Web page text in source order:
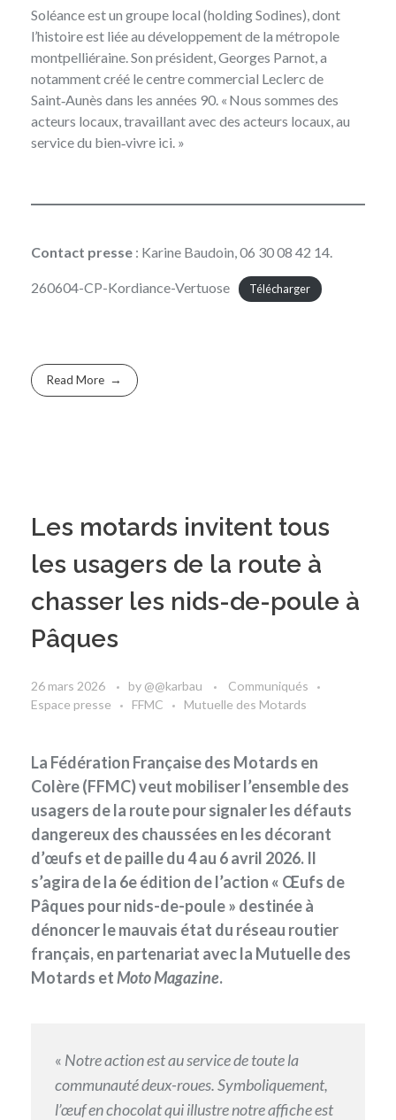
Soléance est un groupe local (holding Sodines), dont
l’histoire est liée au développement de la métropole
montpelliéraine. Son président, Georges Parnot, a
notamment créé le centre commercial Leclerc de
Saint‑Aunès dans les années 90. « Nous sommes des
acteurs locaux, travaillant avec des acteurs locaux, au
service du bien‑vivre ici. »
Contact presse : Karine Baudoin, 06 30 08 42 14.
260604-CP-Kordiance-Vertuose Télécharger
Read More
Les motards invitent tous
les usagers de la route à
chasser les nids-de-poule à
Pâques
26 mars 2026 by @@karbau
Communiqués
Espace presse
FFMC Mutuelle des Motards
La Fédération Française des Motards en
Colère (FFMC) veut mobiliser l’ensemble des
usagers de la route pour signaler les défauts
dangereux des chaussées en les décorant
d’œufs et de paille du 4 au 6 avril 2026. Il
s’agira de la 6e édition de l’action « Œufs de
Pâques pour nids-de-poule » destinée à
dénoncer le mauvais état du réseau routier
français, en partenariat avec la Mutuelle des
Motards etMoto Magazine.
« Notre action est au service de toute la
communauté deux-roues. Symboliquement,
l’œuf en chocolat qui illustre notre affiche est